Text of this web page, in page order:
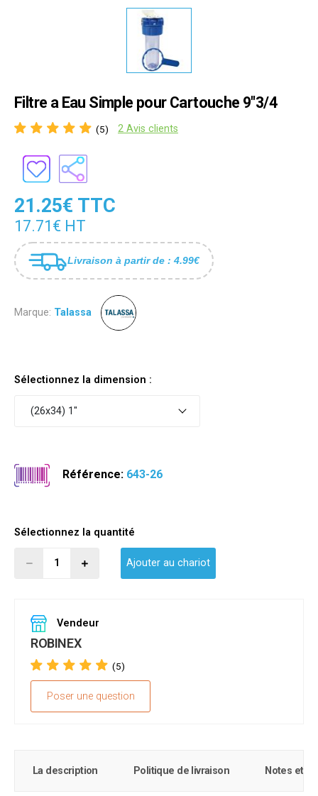
Filtre a Eau Simple pour Cartouche 9"3/4
(5) 2 Avis clients
21.25€ TTC
17.71€ HT
Livraison à partir de : 4.99€
Marque: Talassa
Sélectionnez la dimension :
(26x34) 1"
Référence: 643-26
Sélectionnez la quantité
Ajouter au chariot
Vendeur
ROBINEX
(5)
Poser une question
La description Politique de livraison Notes et